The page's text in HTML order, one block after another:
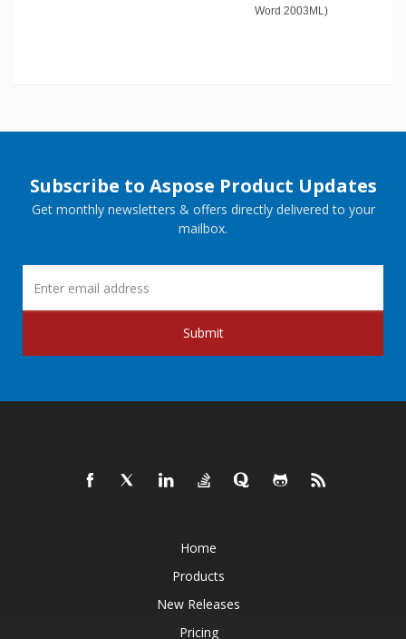
Word 2003ML)
Subscribe to Aspose Product Updates
Get monthly newsletters & offers directly delivered to your
mailbox.
Submit
Home
Products
New Releases
Pricing